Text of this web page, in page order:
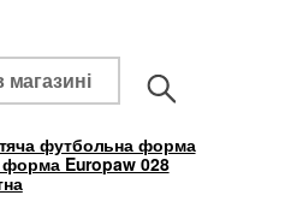
футбольна форма
Europaw 028